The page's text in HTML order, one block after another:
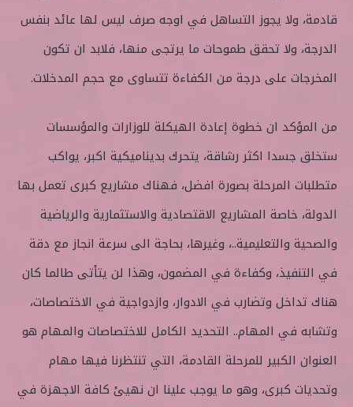
قادمة، ولا يجوز التساهل في اوجه صرف ليس لها عائد بنفس
الدرجة، ولا تحقق طموحات ما يرتجى منها، فلابد ان تكون
المخرجات على درجة من الكفاءة تتساوى مع حجم المدخلات.
من المؤكد ان خطوة إعادة الهيكلة للوزارات والمؤسسات
ستخلق جسدا اكثر رشاقة، يتحرك بديناميكية اكبر، يواكب
متطلبات المرحلة بصورة افضل، فهناك مشاريع كبرى تعمل بها
الدولة، خاصة المشاريع الاقتصادية والاستثمارية والرياضية
والصحية والتعليمية..، وغيرها، بحاجة الى سرعة انجاز مع دقة
في التنفيذ، وكفاءة في المضمون، وهذا لن يتأتى طالما كان
هناك تداخل وتضارب في الادوار، وازدواجية في الاختصاصات،
وتشابه في المهام.. التحديد الكامل للاختصاصات والمهام هو
العنوان الكبير للمرحلة القادمة، التي تنتظرنا فيها مهام
وتحديات كبرى، وهو ما يوجب علينا ان نهيئ كافة الاجهزة في